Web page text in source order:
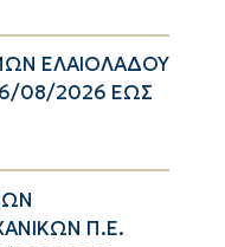
ΕΛΑΙΟΛΑΔΟΥ
08/2026 ΕΩΣ
Π.Ε.